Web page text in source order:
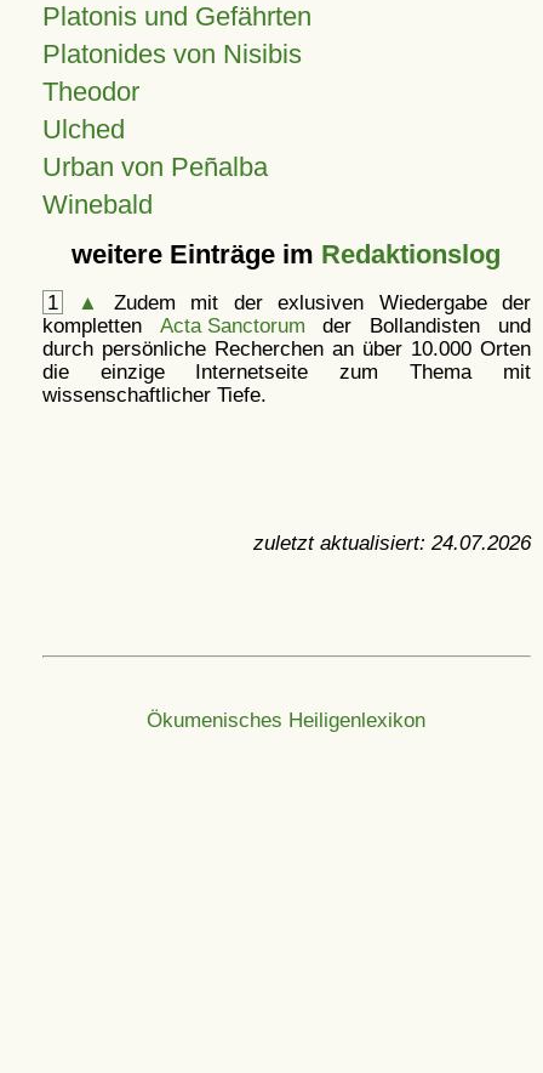
Platonis und Gefährten
Platonides von Nisibis
Theodor
Ulched
Urban von Peñalba
Winebald
weitere Einträge im Redaktionslog
1 ▲
Zudem mit der exlusiven Wiedergabe der
kompletten Acta Sanctorum der Bollandisten und
durch persönliche Recherchen an über 10.000 Orten
die einzige Internetseite zum Thema mit
wissenschaftlicher Tiefe.
zuletzt aktualisiert: 24.07.2026
Ökumenisches Heiligenlexikon